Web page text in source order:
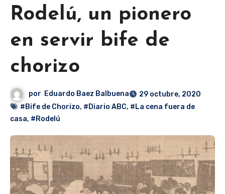
Rodelú, un pionero
en servir bife de
chorizo
por Eduardo Baez Balbuena
29 octubre, 2020
#Bife de Chorizo, #Diario ABC, #La cena fuera de
casa, #Rodelú